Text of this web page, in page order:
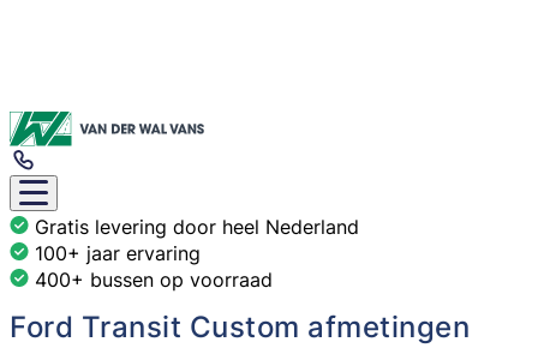
Gratis levering door heel Nederland
100+ jaar ervaring
400+ bussen op voorraad
Ford Transit Custom afmetingen